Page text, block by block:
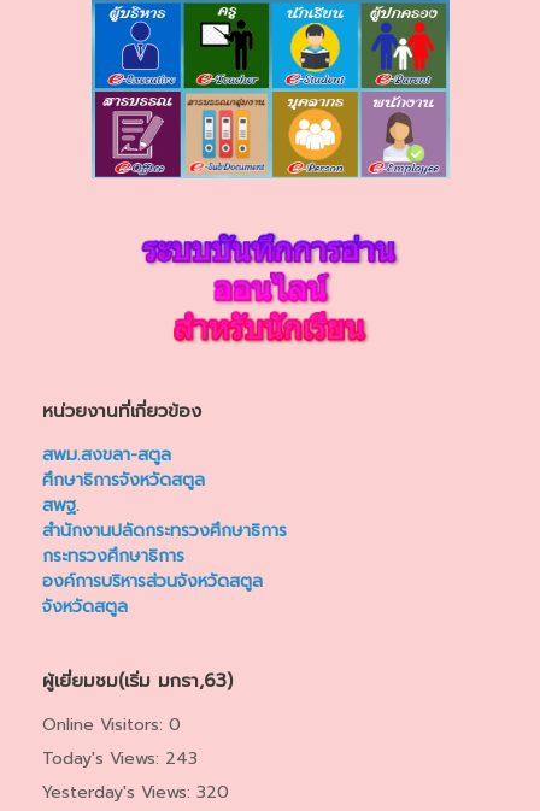
หน่วยงานที่เกี่ยวข้อง
สพม.สงขลา-สตูล
ศึกษาธิการจังหวัดสตูล
สพฐ.
สำนักงานปลัดกระทรวงศึกษาธิการ
กระทรวงศึกษาธิการ
องค์การบริหารส่วนจังหวัดสตูล
จังหวัดสตูล
ผู้เยี่ยมชม(เริ่ม มกรา,63)
Online Visitors: 0
Today's Views: 243
Yesterday's Views: 320